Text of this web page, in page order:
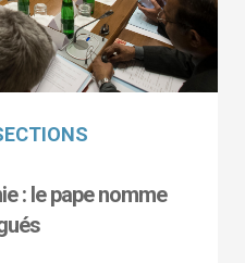
: le pape nomme